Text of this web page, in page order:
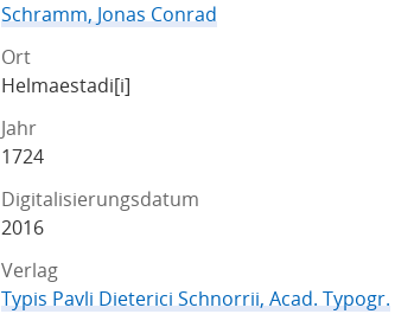
Schramm, Jonas Conrad
Ort
Helmaestadi[i]
Jahr
1724
Digitalisierungsdatum
2016
Verlag
Typis Pavli Dieterici Schnorrii, Acad. Typogr.